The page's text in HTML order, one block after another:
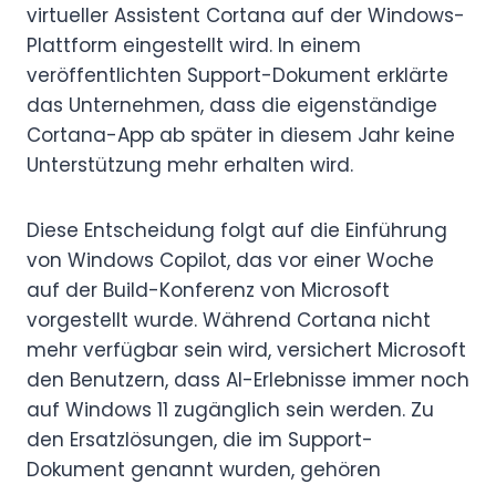
virtueller Assistent Cortana auf der Windows-
Plattform eingestellt wird. In einem
veröffentlichten Support-Dokument erklärte
das Unternehmen, dass die eigenständige
Cortana-App ab später in diesem Jahr keine
Unterstützung mehr erhalten wird.
Diese Entscheidung folgt auf die Einführung
von Windows Copilot, das vor einer Woche
auf der Build-Konferenz von Microsoft
vorgestellt wurde. Während Cortana nicht
mehr verfügbar sein wird, versichert Microsoft
den Benutzern, dass AI-Erlebnisse immer noch
auf Windows 11 zugänglich sein werden. Zu
den Ersatzlösungen, die im Support-
Dokument genannt wurden, gehören